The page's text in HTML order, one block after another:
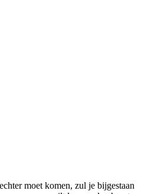
moet komen, zul je bijgestaan